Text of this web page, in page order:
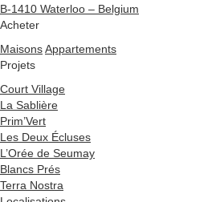
B-1410 Waterloo – Belgium
Acheter
MaisonsAppartements
Projets
Court Village
La Sablière
Prim’Vert
Les Deux Écluses
L’Orée de Seumay
Blancs Prés
Terra Nostra